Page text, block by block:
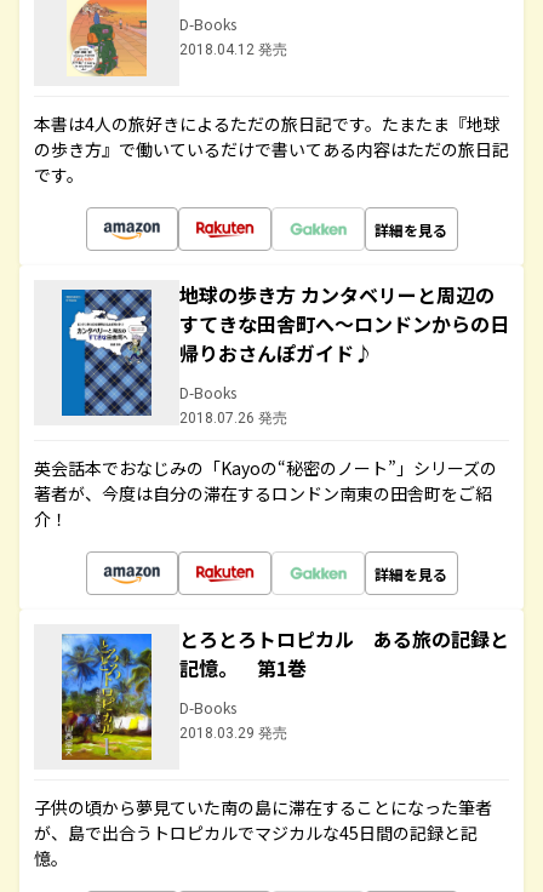
D-Books
2018.04.12 発売
本書は4人の旅好きによるただの旅日記です。たまたま『地球
の歩き方』で働いているだけで書いてある内容はただの旅日記
です。
詳細を見る
地球の歩き方 カンタベリーと周辺の
すてきな田舎町へ～ロンドンからの日
帰りおさんぽガイド♪
D-Books
2018.07.26 発売
英会話本でおなじみの「Kayoの“秘密のノート”」シリーズの
著者が、今度は自分の滞在するロンドン南東の田舎町をご紹
介！
詳細を見る
とろとろトロピカル ある旅の記録と
記憶。 第1巻
D-Books
2018.03.29 発売
子供の頃から夢見ていた南の島に滞在することになった筆者
が、島で出合うトロピカルでマジカルな45日間の記録と記
憶。